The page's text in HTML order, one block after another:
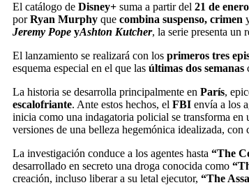
El catálogo de Disney+ suma a partir del 21 de enero
por Ryan Murphy que combina suspenso, crimen
Jeremy Pope yAshton Kutcher, la serie presenta un
El lanzamiento se realizará con los primeros tres
esquema especial en el que las últimas dos semanas
La historia se desarrolla principalmente en París,
escalofriante. Ante estos hechos, el FBI envía a los
inicia como una indagatoria policial se transforma
versiones de una belleza hegemónica idealizada, con
La investigación conduce a los agentes hasta “The
desarrollado en secreto una droga conocida como
creación, incluso liberar a su letal ejecutor, “The